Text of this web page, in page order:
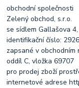
obchodní společnosti
Zelený obchod, s.r.o.
se sídlem Gallašova
identifikační číslo:
zapsané v obchodním
oddíl C, vložka 69707
pro prodej zboží
internetové adrese